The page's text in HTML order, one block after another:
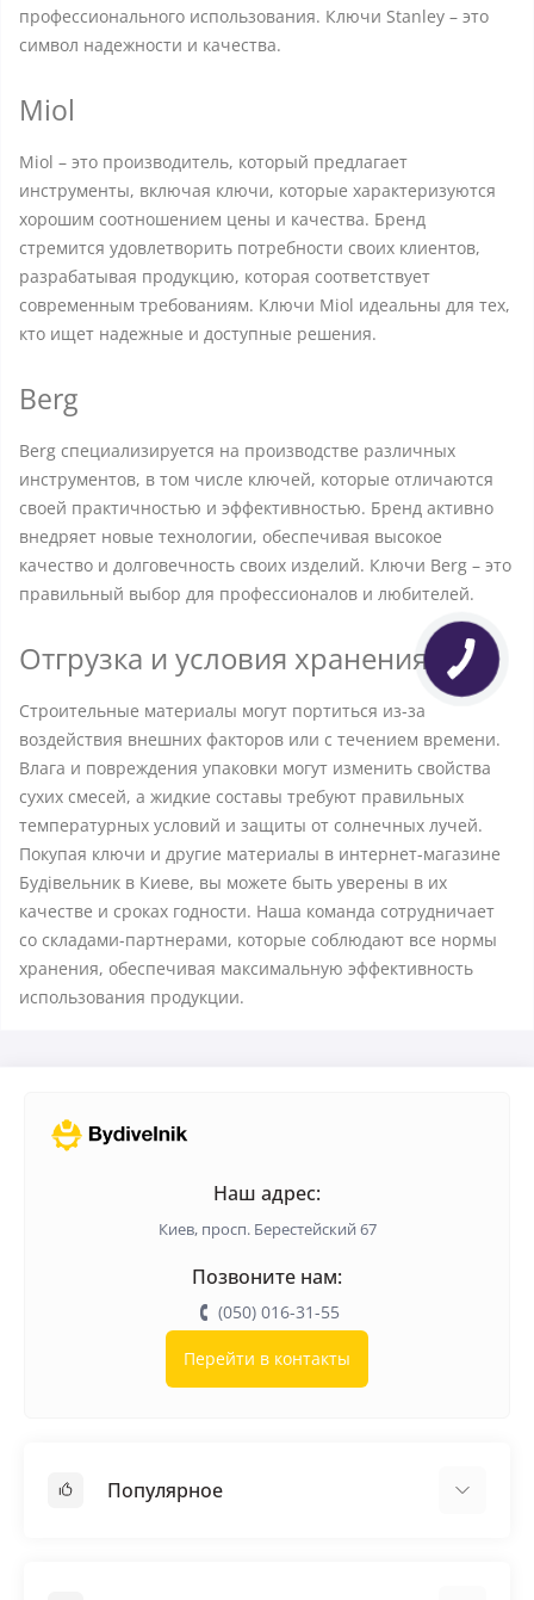
профессионального использования. Ключи Stanley – это
символ надежности и качества.
Miol
Miol – это производитель, который предлагает
инструменты, включая ключи, которые характеризуются
хорошим соотношением цены и качества. Бренд
стремится удовлетворить потребности своих клиентов,
разрабатывая продукцию, которая соответствует
современным требованиям. Ключи Miol идеальны для тех,
кто ищет надежные и доступные решения.
Berg
Berg специализируется на производстве различных
инструментов, в том числе ключей, которые отличаются
своей практичностью и эффективностью. Бренд активно
внедряет новые технологии, обеспечивая высокое
качество и долговечность своих изделий. Ключи Berg – это
правильный выбор для профессионалов и любителей.
Отгрузка и условия хранения
Строительные материалы могут портиться из-за
воздействия внешних факторов или с течением времени.
Влага и повреждения упаковки могут изменить свойства
сухих смесей, а жидкие составы требуют правильных
температурных условий и защиты от солнечных лучей.
Покупая ключи и другие материалы в интернет-магазине
Будівельник в Киеве, вы можете быть уверены в их
качестве и сроках годности. Наша команда сотрудничает
со складами-партнерами, которые соблюдают все нормы
хранения, обеспечивая максимальную эффективность
использования продукции.
Наш адрес:
Киев, просп. Берестейский 67
Позвоните нам:
(050) 016-31-55
Перейти в контакты
Популярное